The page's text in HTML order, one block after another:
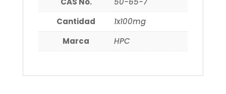
Cantidad
1x100mg
Marca
HPC